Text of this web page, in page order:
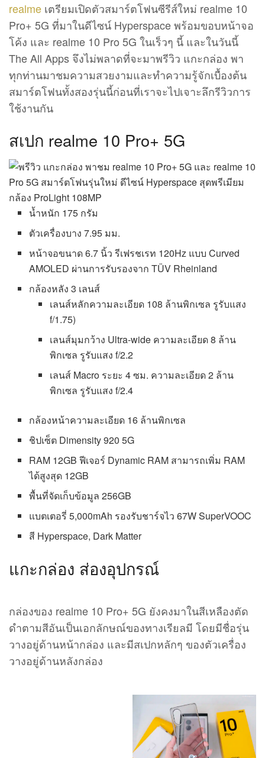
realme เตรียมเปิดตัวสมาร์ตโฟนซีรีส์ใหม่ realme 10
Pro+ 5G ที่มาในดีไซน์ Hyperspace พร้อมขอบหน้าจอ
โค้ง และ realme 10 Pro 5G ในเร็วๆ นี้ และในวันนี้
The All Apps จึงไม่พลาดที่จะมาพรีวิว แกะกล่อง พา
ทุกท่านมาชมความสวยงามและทำความรู้จักเบื้องต้น
สมาร์ตโฟนทั้งสองรุ่นนี้ก่อนที่เราจะไปเจาะลึกรีวิวการ
ใช้งานกัน
สเปก realme 10 Pro+ 5G
น้ำหนัก 175 กรัม
ตัวเครื่องบาง 7.95 มม.
หน้าจอขนาด 6.7 นิ้ว รีเฟรชเรท 120Hz แบบ Curved
AMOLED ผ่านการรับรองจาก TÜV Rheinland
กล้องหลัง 3 เลนส์
เลนส์หลักความละเอียด 108 ล้านพิกเซล รูรับแสง
f/1.75)
เลนส์มุมกว้าง Ultra-wide ความละเอียด 8 ล้าน
พิกเซล รูรับแสง f/2.2
เลนส์ Macro ระยะ 4 ซม. ความละเอียด 2 ล้าน
พิกเซล รูรับแสง f/2.4
กล้องหน้าความละเอียด 16 ล้านพิกเซล
ชิปเซ็ต Dimensity 920 5G
RAM 12GB ฟีเจอร์ Dynamic RAM สามารถเพิ่ม RAM
ได้สูงสุด 12GB
พื้นที่จัดเก็บข้อมูล 256GB
แบตเตอรี่ 5,000mAh รองรับชาร์จไว 67W SuperVOOC
สี Hyperspace, Dark Matter
แกะกล่อง ส่องอุปกรณ์
กล่องของ realme 10 Pro+ 5G ยังคงมาในสีเหลืองตัด
ดำตามสีอันเป็นเอกลักษณ์ของทางเรียลมี โดยมีชื่อรุ่น
วางอยู่ด้านหน้ากล่อง และมีสเปกหลักๆ ของตัวเครื่อง
วางอยู่ด้านหลังกล่อง